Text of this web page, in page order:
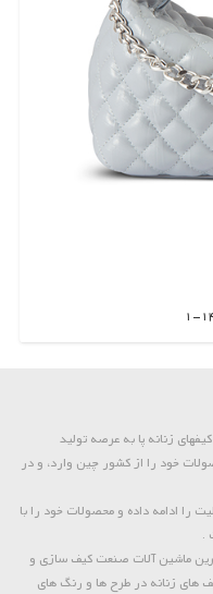
در زمینه کیفهای زنانه پا به عرصه تولید
اولیه محصولات خود را از کشور چین وارد، و در
حاصل فعالیت را ادامه داده و محصولات خود را با
.
ماشین آلات صنعت کیف سازی و
های زنانه در طرح ها و رنگ های